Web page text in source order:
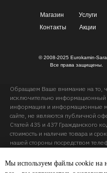
Магазин
© 2008-2025 Eurokamin-
Все права защищены.
Услуги
Акции
Контакты
Мы используем файлы cookie на
Обращаем Ваше внимание на то,
исключительно информационный
информация и информационные
сайте, не являются публичной
Статей 435 и 437 Гражданского
стоимость и наличие товара и
нашей стороны посредством